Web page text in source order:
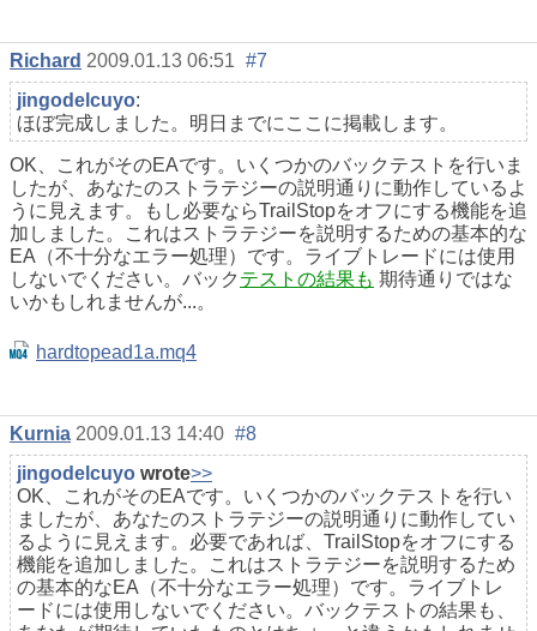
Richard 2009.01.13 06:51 #7
jingodelcuyo:
ほぼ完成しました。明日までにここに掲載します。
OK、これがそのEAです。いくつかのバックテストを行いま
したが、あなたのストラテジーの説明通りに動作しているよ
うに見えます。もし必要ならTrailStopをオフにする機能を追
加しました。これはストラテジーを説明するための基本的な
EA（不十分なエラー処理）です。ライブトレードには使用
しないでください。バック テストの結果も 期待通りではな
いかもしれませんが...。
hardtopead1a.mq4
Kurnia 2009.01.13 14:40 #8
jingodelcuyo wrote>>
OK、これがそのEAです。いくつかのバックテストを行い
ましたが、あなたのストラテジーの説明通りに動作してい
るように見えます。必要であれば、TrailStopをオフにする
機能を追加しました。これはストラテジーを説明するため
の基本的なEA（不十分なエラー処理）です。ライブトレ
ードには使用しないでください。バックテストの結果も、